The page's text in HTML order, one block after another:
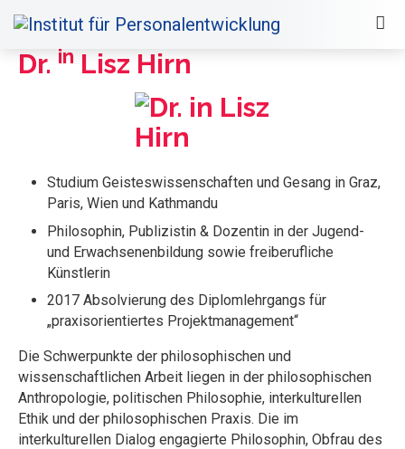
Dr. in Lisz Hirn
Studium Geisteswissenschaften und Gesang in Graz,
Paris, Wien und Kathmandu
Philosophin, Publizistin & Dozentin in der Jugend-
und Erwachsenenbildung sowie freiberufliche
Künstlerin
2017 Absolvierung des Diplomlehrgangs für
„praxisorientiertes Projektmanagement“
Die Schwerpunkte der philosophischen und
wissenschaftlichen Arbeit liegen in der philosophischen
Anthropologie, politischen Philosophie, interkulturellen
Ethik und der philosophischen Praxis. Die im
interkulturellen Dialog engagierte Philosophin, Obfrau des